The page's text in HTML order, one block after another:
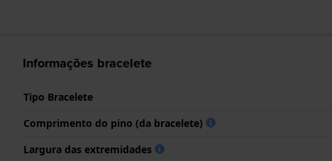
Informações bracelete
Tipo Bracelete
Comprimento do pino (da bracelete)
Largura das extremidades